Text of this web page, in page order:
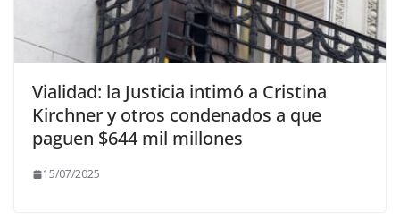
Vialidad: la Justicia intimó a Cristina
Kirchner y otros condenados a que
paguen $644 mil millones
15/07/2025